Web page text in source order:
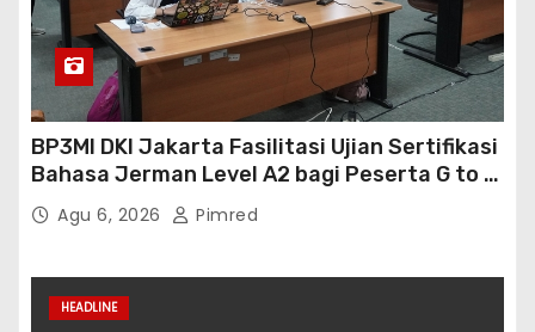
BP3MI DKI Jakarta Fasilitasi Ujian Sertifikasi
Bahasa Jerman Level A2 bagi Peserta G to G
Jerman Batch VII
Agu 6, 2026 Pimred
HEADLINE